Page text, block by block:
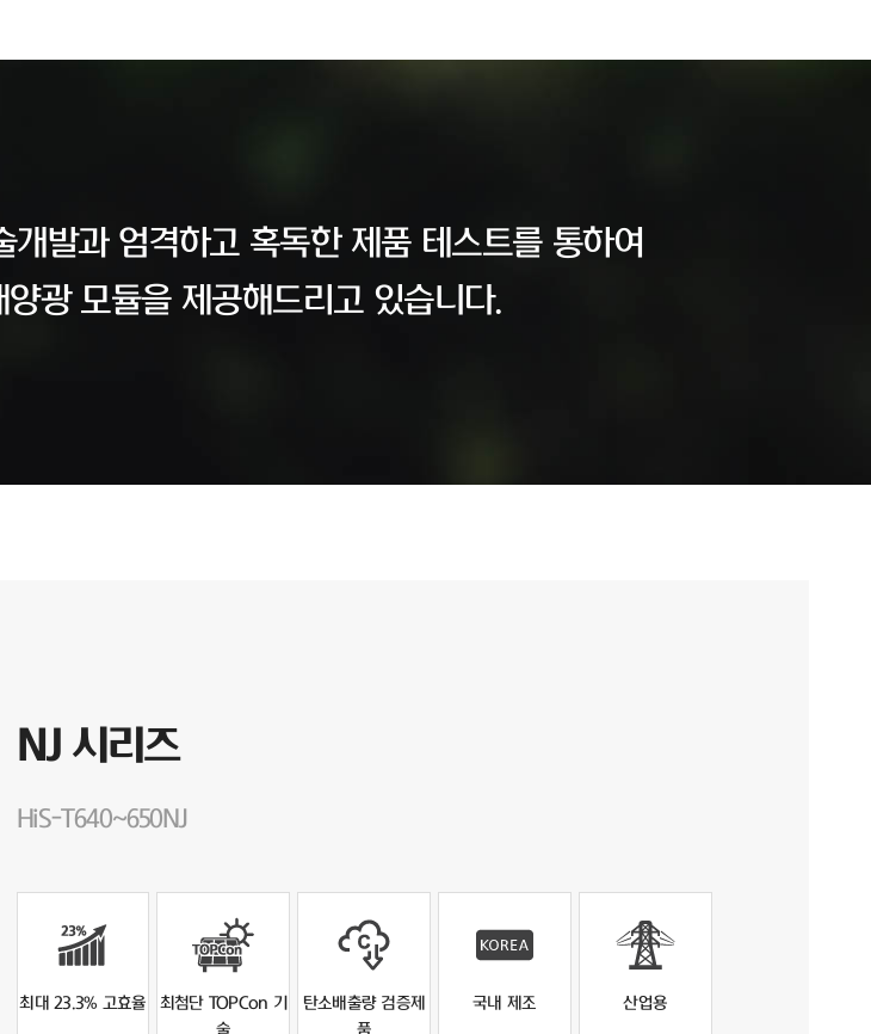
발과 엄격하고 혹독한 제품 테스트를 통하여
광 모듈을 제공해드리고 있습니다.
NJ 시리즈
HiS-T640~650NJ
최대 23.3% 고효율
최첨단 TOPCon 기
술
탄소배출량 검증제
품
국내 제조 산업용